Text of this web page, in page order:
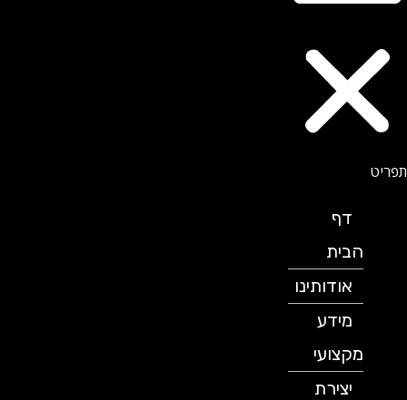
הבית
אודותינו
מידע
מקצועי
יצירת